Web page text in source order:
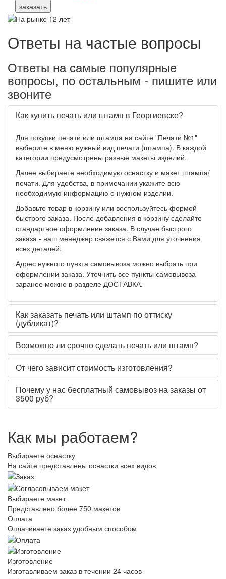
заказать
Ответы на частые вопросы
Ответы на самые популярные
вопросы, по остальным - пишите или
звоните
Как купить печать или штамп в Георгиевске?
Для покупки печати или штампа на сайте "Печати №1"
выберите в меню нужный вид печати (штампа). В каждой
категории предусмотрены разные макеты изделий.
Далее выбираете необходимую оснастку и макет штампа/
печати. Для удобства, в примечании укажите всю
необходимую информацию о нужном изделии.
Добавьте товар в корзину или воспользуйтесь формой
быстрого заказа. После добавления в корзину сделайте
стандартное оформление заказа. В случае быстрого
заказа - наш менеджер свяжется с Вами для уточнения
всех деталей.
Адрес нужного пункта самовывоза можно выбрать при
оформлении заказа. Уточнить все пункты самовывоза
заранее можно в разделе ДОСТАВКА.
Как заказать печать или штамп по оттиску
(дубликат)?
Возможно ли срочно сделать печать или штамп?
От чего зависит стоимость изготовления?
Почему у нас бесплатный самовывоз на заказы от
3500 руб?
Как мы работаем?
Выбираете оснастку
На сайте представлены оснастки всех видов
Выбираете макет
Представлено более 750 макетов
Оплата
Оплачиваете заказ удобным способом
Изготовление
Изготавливаем заказ в течении 24 часов